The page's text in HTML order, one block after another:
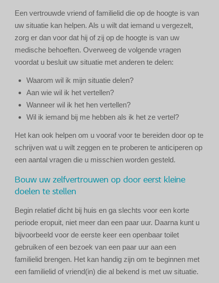
Een vertrouwde vriend of familielid die op de hoogte is van
uw situatie kan helpen. Als u wilt dat iemand u vergezelt,
zorg er dan voor dat hij of zij op de hoogte is van uw
medische behoeften. Overweeg de volgende vragen
voordat u besluit uw situatie met anderen te delen:
Waarom wil ik mijn situatie delen?
Aan wie wil ik het vertellen?
Wanneer wil ik het hen vertellen?
Wil ik iemand bij me hebben als ik het ze vertel?
Het kan ook helpen om u vooraf voor te bereiden door op te
schrijven wat u wilt zeggen en te proberen te anticiperen op
een aantal vragen die u misschien worden gesteld.
Bouw uw zelfvertrouwen op door eerst kleine
doelen te stellen
Begin relatief dicht bij huis en ga slechts voor een korte
periode eropuit, niet meer dan een paar uur. Daarna kunt u
bijvoorbeeld voor de eerste keer een openbaar toilet
gebruiken of een bezoek van een paar uur aan een
familielid brengen. Het kan handig zijn om te beginnen met
een familielid of vriend(in) die al bekend is met uw situatie.